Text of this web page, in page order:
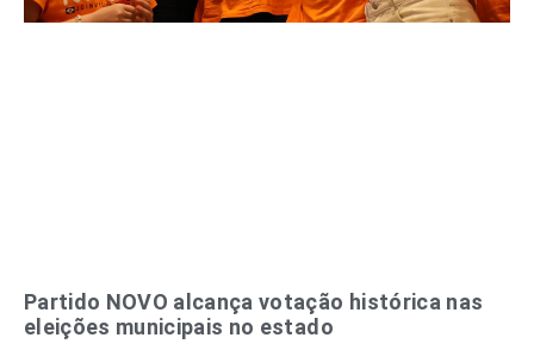
Partido NOVO alcança votação histórica nas
eleições municipais no estado